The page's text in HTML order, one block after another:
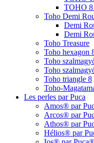
TOHO 8
Toho Demi
Demi
Demi
Toho Treasure
Toho hexagon
Toho
Toho
Toho triangle 8
Toho-
Les perles par Puca
Amos® par
Arcos® par
Athos® par
Hélios® par